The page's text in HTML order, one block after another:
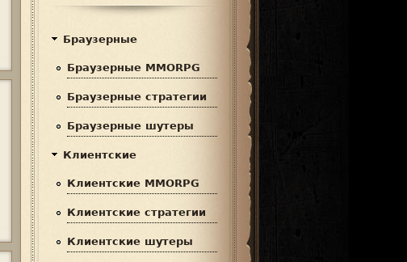
Браузерные
Браузерные MMORPG
Браузерные стратегии
Браузерные шутеры
Клиентские
Клиентские MMORPG
Клиентские стратегии
Клиентские шутеры